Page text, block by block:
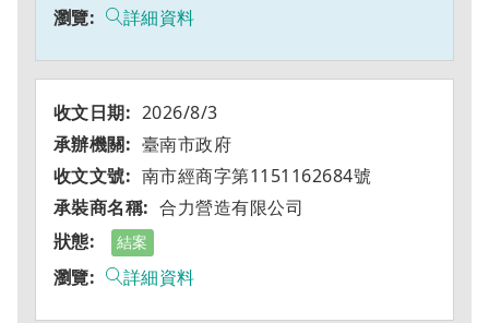
詳細資料
2026/8/3
臺南市政府
南市經商字第1151162684號
合力營造有限公司
結案
詳細資料